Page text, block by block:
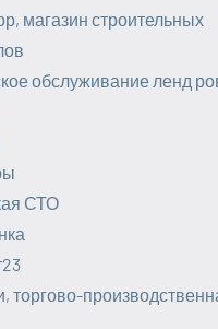
магазин строительных
обслуживание ленд
СТО
торгово-